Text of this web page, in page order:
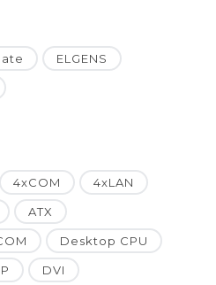
ELGENS
4xCOM 4xLAN
ATX
Desktop CPU
DVI